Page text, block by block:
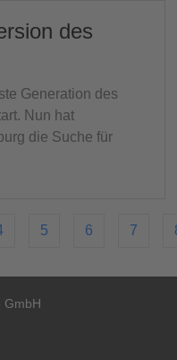
des
Generation des
Nun hat
die Suche für
5 6 7
GmbH